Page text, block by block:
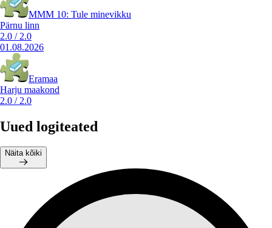
MMM 10: Tule minevikku
Pärnu linn
2.0 / 2.0
01.08.2026
Eramaa
Harju maakond
2.0 / 2.0
Uued logiteated
Näita kõiki